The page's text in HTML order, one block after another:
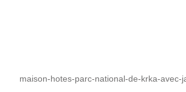
maison-hotes-parc-national-de-krka-avec-